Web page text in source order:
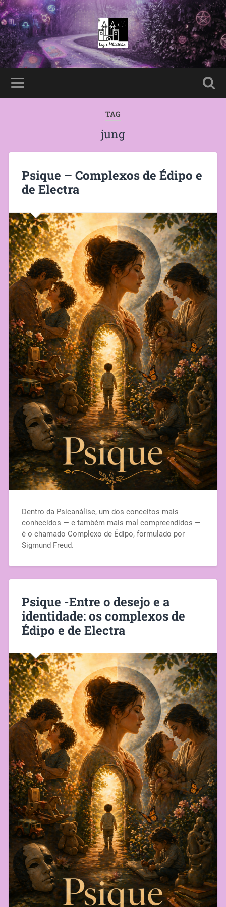
TAG
jung
Psique – Complexos de Édipo e
de Electra
Dentro da Psicanálise, um dos conceitos mais
conhecidos — e também mais mal compreendidos —
é o chamado Complexo de Édipo, formulado por
Sigmund Freud.
Psique -Entre o desejo e a
identidade: os complexos de
Édipo e de Electra